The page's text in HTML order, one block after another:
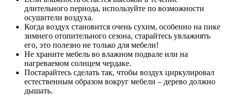
длительного периода, используйте по возможности
осушители воздуха.
Когда воздух становится очень сухим, особенно на пике
зимнего отопительного сезона, старайтесь увлажнять
его, это полезно не только для мебели!
Не храните мебель во влажном подвале или на
нагреваемом солнцем чердаке.
Постарайтесь сделать так, чтобы воздух циркулировал
естественным образом вокруг мебели – дерево должно
дышать.